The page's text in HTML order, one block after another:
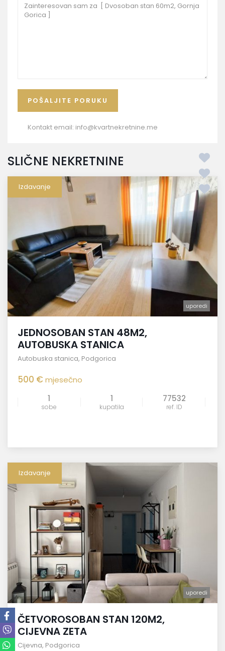
Kontakt email: info@kvartnekretnine.me
SLIČNE NEKRETNINE
Izdavanje
uporedi
JEDNOSOBAN STAN 48M2,
AUTOBUSKA STANICA
Autobuska stanica, Podgorica
500 €mjesečno
1
sobe
1
kupatila
77532
ref. ID
Izdavanje
uporedi
ČETVOROSOBAN STAN 120M2,
CIJEVNA ZETA
Cijevna, Podgorica